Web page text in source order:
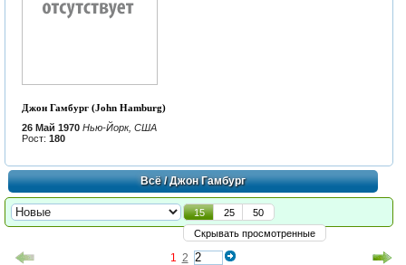
Джон Гамбург (John Hamburg)
26 Май 1970 Нью-Йорк, США
Рост: 180
Всё/ Джон Гамбург
15 25
50
Скрывать просмотренные
1 2